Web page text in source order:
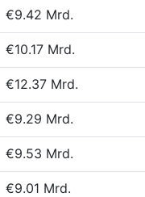
€9.42 Mrd.
€10.17 Mrd.
€12.37 Mrd.
€9.29 Mrd.
€9.53 Mrd.
€9.01 Mrd.